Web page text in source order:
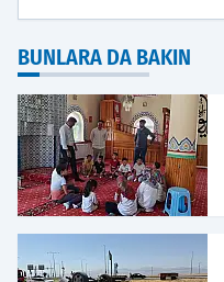
BUNLARA DA BAKIN